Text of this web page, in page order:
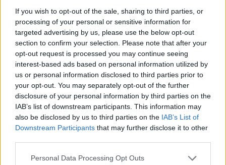
If you wish to opt-out of the sale, sharing to third parties, or
processing of your personal or sensitive information for
targeted advertising by us, please use the below opt-out
section to confirm your selection. Please note that after your
opt-out request is processed you may continue seeing
interest-based ads based on personal information utilized by
us or personal information disclosed to third parties prior to
your opt-out. You may separately opt-out of the further
disclosure of your personal information by third parties on the
IAB’s list of downstream participants. This information may
also be disclosed by us to third parties on the IAB’s List of
Downstream Participants that may further disclose it to other
Personal Data Processing Opt Outs
participat la peste 100 de asasinate. A răpit,
omorât și dizolvat în acid un copil de 11 ani
*Legendarul Kasparov, la București: „Nu
președintele Putin, ci dictatorul Putin!” /
„Domnule Biden, nu faceți pe plac dictatorilor!”
- Advertisement -